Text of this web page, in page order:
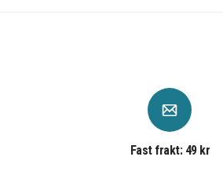
Fast frakt: 49 kr